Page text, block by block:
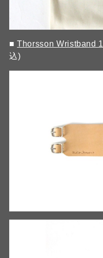
■Thorsson Wristband
込)